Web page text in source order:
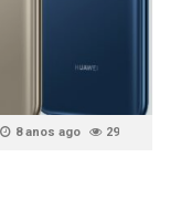
8 anos ago 29